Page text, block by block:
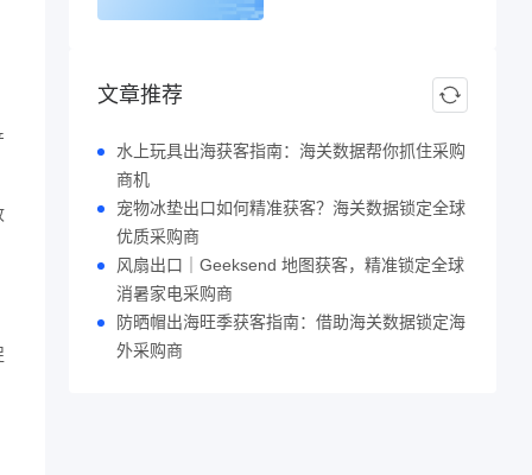
文章推荐
水上玩具出海获客指南：海关数据帮你抓住采购
商机
宠物冰垫出口如何精准获客？海关数据锁定全球
优质采购商
风扇出口｜Geeksend 地图获客，精准锁定全球
消暑家电采购商
防晒帽出海旺季获客指南：借助海关数据锁定海
外采购商